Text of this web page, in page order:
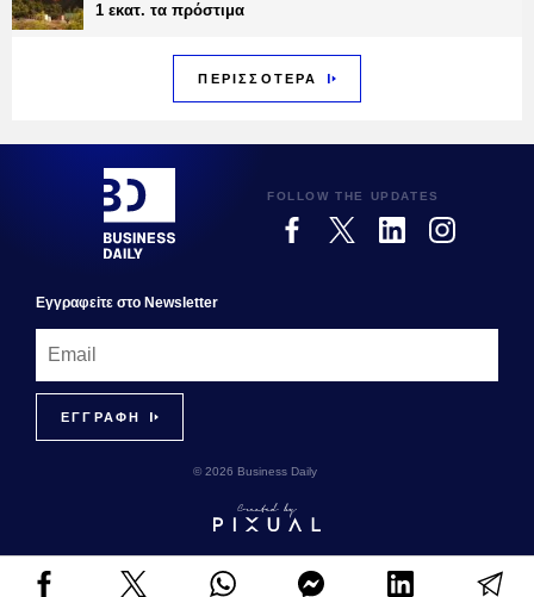
1 εκατ. τα πρόστιμα
ΠΕΡΙΣΣΟΤΕΡΑ
FOLLOW THE UPDATES
Εγγραφεiτε στο Newsletter
© 2026 Business Daily